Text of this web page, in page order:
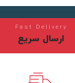
Fast Delivery
ارسال سریع